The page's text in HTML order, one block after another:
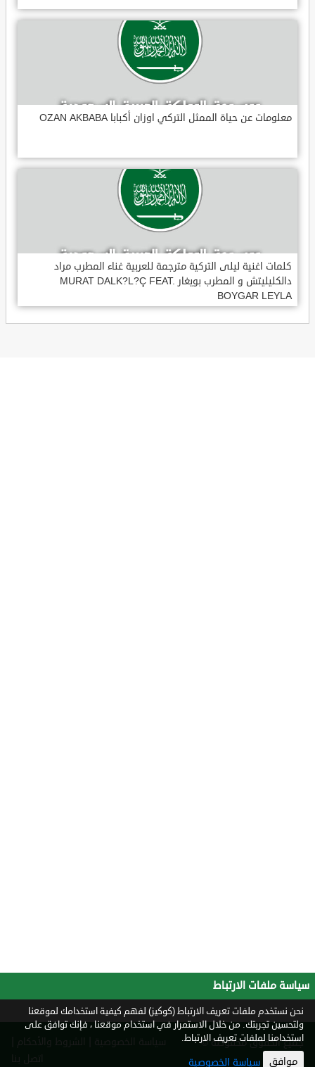
معلومات عن حياة الممثل التركي اوزان أكبابا OZAN AKBABA
كلمات اغنية ليلى التركية مترجمة للعربية غناء المطرب مراد
دالكليليتش و المطرب بويغار MURAT DALK?L?Ç FEAT.
BOYGAR LEYLA
جميع الحقوق محفوظة ©
2026
سياسة ملفات الارتباط
نحن نستخدم ملفات تعريف الارتباط (كوكيز) لفهم كيفية استخدامك لموقعنا
ولتحسين تجربتك. من خلال الاستمرار في استخدام موقعنا ، فإنك توافق على
استخدامنا لملفات تعريف الارتباط.
موافق سياسة الخصوصية